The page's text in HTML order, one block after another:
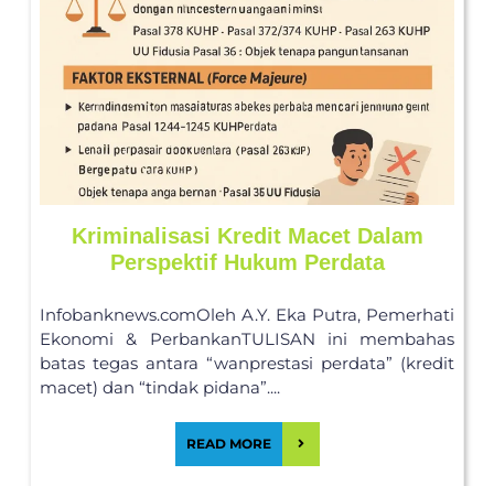
Kriminalisasi Kredit Macet Dalam
Perspektif Hukum Perdata
Infobanknews.comOleh A.Y. Eka Putra, Pemerhati
Ekonomi & PerbankanTULISAN ini membahas
batas tegas antara “wanprestasi perdata” (kredit
macet) dan “tindak pidana”....
READ MORE